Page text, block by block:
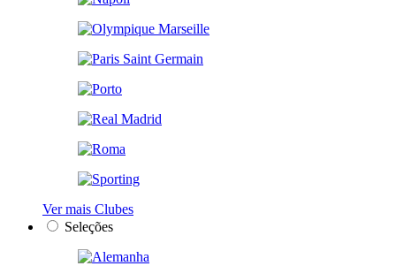
Ver mais Clubes
Seleções